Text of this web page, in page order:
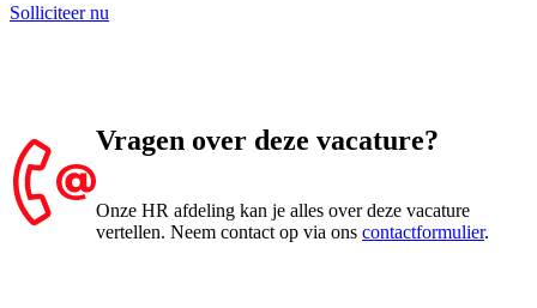
Solliciteer nu
Vragen over deze vacature?
Onze HR afdeling kan je alles over deze vacature
vertellen. Neem contact op via ons contactformulier.